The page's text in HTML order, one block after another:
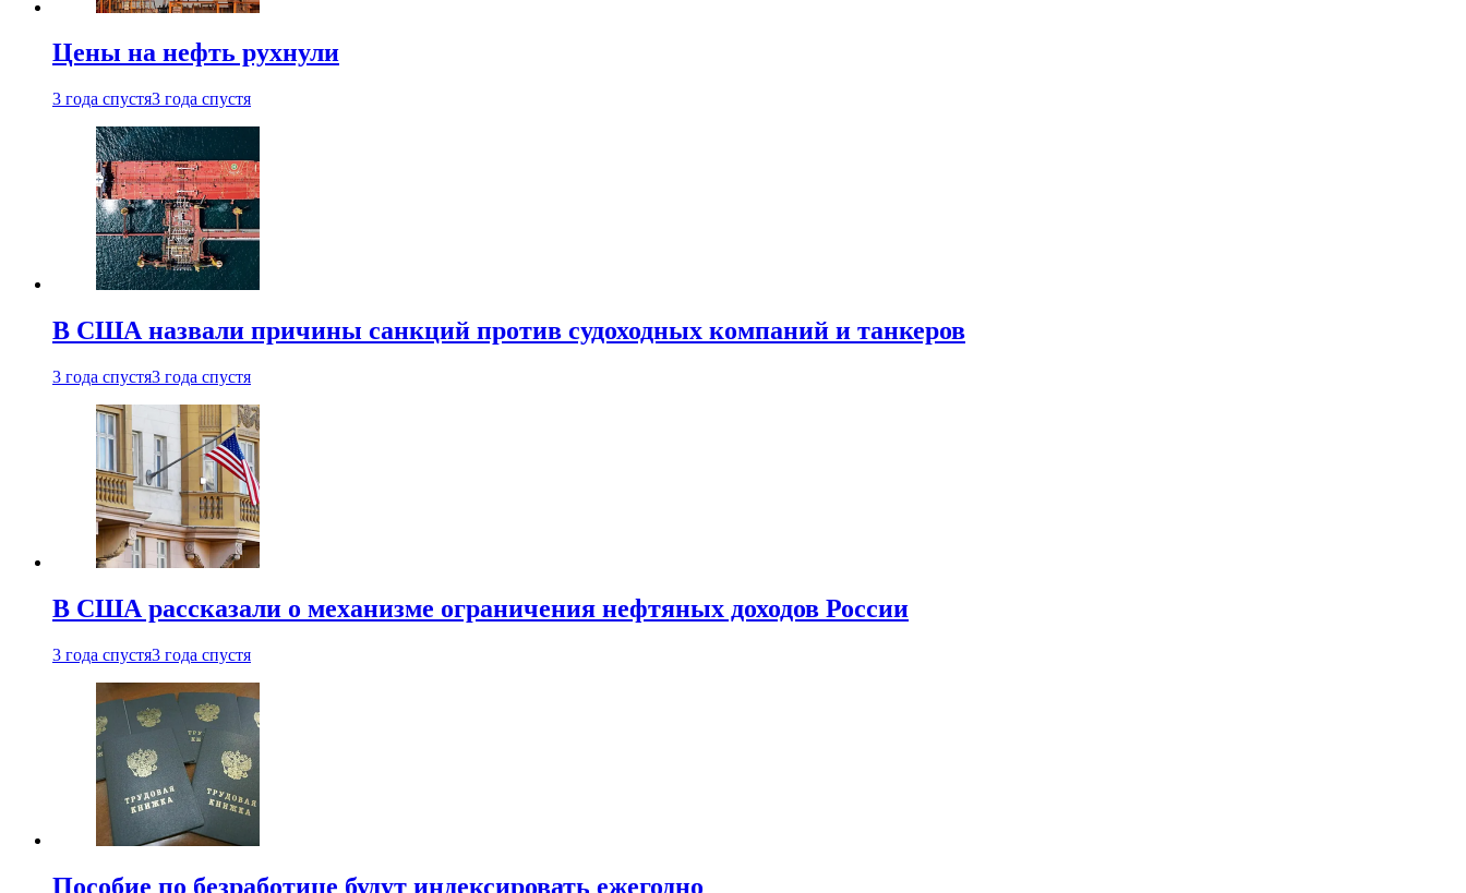
Цены на нефть рухнули
3 года спустя3 года спустя
В США назвали причины санкций против судоходных компаний и танкеров
3 года спустя3 года спустя
В США рассказали о механизме ограничения нефтяных доходов России
3 года спустя3 года спустя
Пособие по безработице будут индексировать ежегодно